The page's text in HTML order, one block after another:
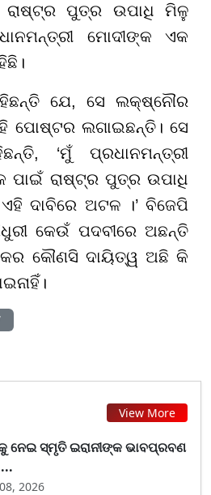
ରାଷ୍ଟ୍ର ପୁତ୍ର ଉପାଧି ମିଳୁ
ମୋଦୀଙ୍କ ଏକ
ଯେ, ସେ ଲକ୍ଷ୍ନୌର
ପୋଷ୍ଟର ଲଗାଇଛନ୍ତି। ସେ
‘ମୁଁ ପ୍ରଧାନମନ୍ତ୍ରୀ
ପାଇଁ ରାଷ୍ଟ୍ର ପୁତ୍ର ଉପାଧି
ଦାବିରେ ଅଟଳ ।’ ବିଜେପି
କେଉଁ ପଦବୀରେ ଅଛନ୍ତି
କୌଣସି ଦାୟିତ୍ୱ ଅଛି କି
View More
ନେଇ ସ୍ମୃତି ଇରାନୀଙ୍କ ଭାବପ୍ରବଣ
2026